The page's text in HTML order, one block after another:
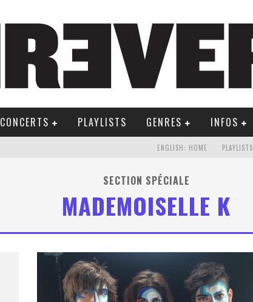
CONCERTS PLAYLISTS GENRES INFOS
ENGLISH: HOME PLAYLISTS
SECTION SPÉCIALE
MADEMOISELLE K